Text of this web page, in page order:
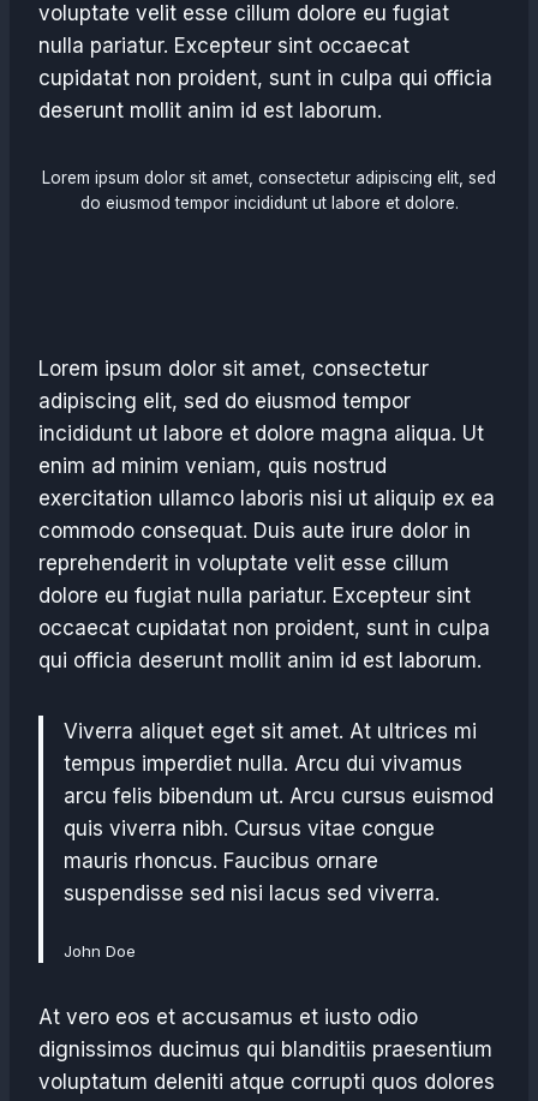
voluptate velit esse cillum dolore eu fugiat
nulla pariatur. Excepteur sint occaecat
cupidatat non proident, sunt in culpa qui officia
deserunt mollit anim id est laborum.
Lorem ipsum dolor sit amet, consectetur adipiscing elit, sed
do eiusmod tempor incididunt ut labore et dolore.
Lorem ipsum dolor sit amet, consectetur
adipiscing elit, sed do eiusmod tempor
incididunt ut labore et dolore magna aliqua. Ut
enim ad minim veniam, quis nostrud
exercitation ullamco laboris nisi ut aliquip ex ea
commodo consequat. Duis aute irure dolor in
reprehenderit in voluptate velit esse cillum
dolore eu fugiat nulla pariatur. Excepteur sint
occaecat cupidatat non proident, sunt in culpa
qui officia deserunt mollit anim id est laborum.
Viverra aliquet eget sit amet. At ultrices mi
tempus imperdiet nulla. Arcu dui vivamus
arcu felis bibendum ut. Arcu cursus euismod
quis viverra nibh. Cursus vitae congue
mauris rhoncus. Faucibus ornare
suspendisse sed nisi lacus sed viverra.
John Doe
At vero eos et accusamus et iusto odio
dignissimos ducimus qui blanditiis praesentium
voluptatum deleniti atque corrupti quos dolores